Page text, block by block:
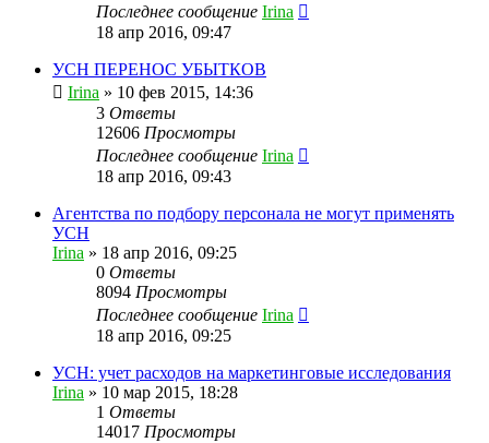
Последнее сообщение Irina
18 апр 2016, 09:47
УСН ПЕРЕНОС УБЫТКОВ
Irina » 10 фев 2015, 14:36
3 Ответы
12606 Просмотры
Последнее сообщение Irina
18 апр 2016, 09:43
Агентства по подбору персонала не могут применять
УСН
Irina » 18 апр 2016, 09:25
0 Ответы
8094 Просмотры
Последнее сообщение Irina
18 апр 2016, 09:25
УСН: учет расходов на маркетинговые исследования
Irina » 10 мар 2015, 18:28
1 Ответы
14017 Просмотры